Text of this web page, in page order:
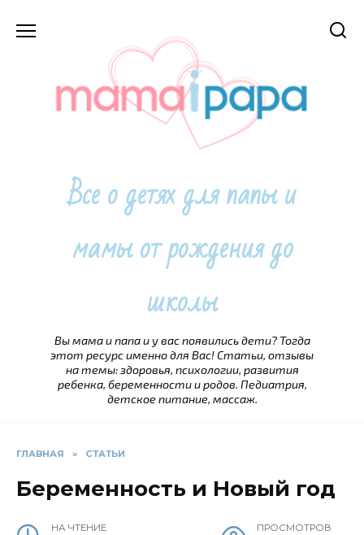
Все о детях для папы и
мамы от рождения до
школы
Вы мама и папа и у вас появились дети? Тогда
этот ресурс именно для Вас! Статьи, отзывы
на темы: здоровья, психологии, развития
ребенка, беременности и родов. Педиатрия,
детское питание, массаж.
ГЛАВНАЯ » СТАТЬИ
Беременность и Новый год
НА ЧТЕНИЕ ПРОСМОТРОВ